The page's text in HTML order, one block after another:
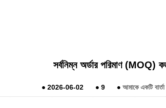
সর্বনিম্ন অর্ডার পরিমাণ (MOQ)
● 2026-06-02 ● 9 ● আমাকে একটি